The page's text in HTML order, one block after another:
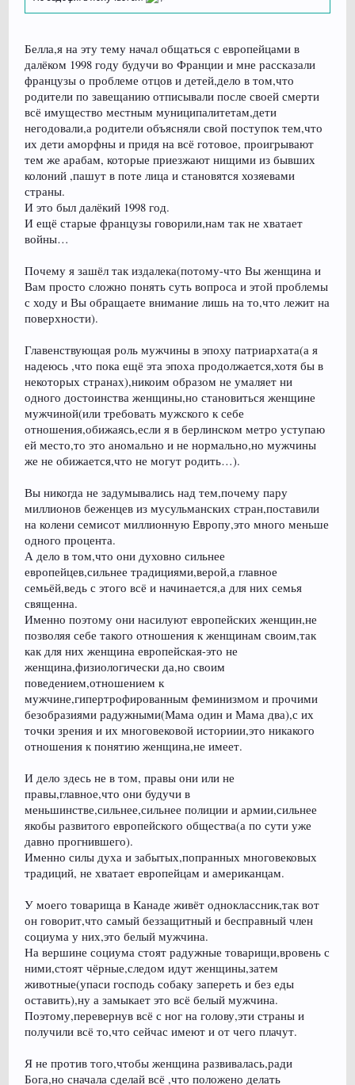
Белла,я на эту тему начал общаться с европейцами в
далёком 1998 году будучи во Франции и мне рассказали
французы о проблеме отцов и детей,дело в том,что
родители по завещанию отписывали после своей смерти
всё имущество местным муниципалитетам,дети
негодовали,а родители объясняли свой поступок тем,что
их дети аморфны и придя на всё готовое, проигрывают
тем же арабам, которые приезжают нищими из бывших
колоний ,пашут в поте лица и становятся хозяевами
страны.
И это был далёкий 1998 год.
И ещё старые французы говорили,нам так не хватает
войны…
Почему я зашёл так издалека(потому-что Вы женщина и
Вам просто сложно понять суть вопроса и этой проблемы
с ходу и Вы обращаете внимание лишь на то,что лежит на
поверхности).
Главенствующая роль мужчины в эпоху патриархата(а я
надеюсь ,что пока ещё эта эпоха продолжается,хотя бы в
некоторых странах),никоим образом не умаляет ни
одного достоинства женщины,но становиться женщине
мужчиной(или требовать мужского к себе
отношения,обижаясь,если я в берлинском метро уступаю
ей место,то это аномально и не нормально,но мужчины
же не обижается,что не могут родить…).
Вы никогда не задумывались над тем,почему пару
миллионов беженцев из мусульманских стран,поставили
на колени семисот миллионную Европу,это много меньше
одного процента.
А дело в том,что они духовно сильнее
европейцев,сильнее традициями,верой,а главное
семьёй,ведь с этого всё и начинается,а для них семья
священна.
Именно поэтому они насилуют европейских женщин,не
позволяя себе такого отношения к женщинам своим,так
как для них женщина европейская-это не
женщина,физиологически да,но своим
поведением,отношением к
мужчине,гипертрофированным феминизмом и прочими
безобразиями радужными(Мама один и Мама два),с их
точки зрения и их многовековой историии,это никакого
отношения к понятию женщина,не имеет.
И дело здесь не в том, правы они или не
правы,главное,что они будучи в
меньшинстве,сильнее,сильнее полиции и армии,сильнее
якобы развитого европейского общества(а по сути уже
давно прогнившего).
Именно силы духа и забытых,попранных многовековых
традиций, не хватает европейцам и американцам.
У моего товарища в Канаде живёт одноклассник,так вот
он говорит,что самый беззащитный и бесправный член
социума у них,это белый мужчина.
На вершине социума стоят радужные товарищи,вровень с
ними,стоят чёрные,следом идут женщины,затем
животные(упаси господь собаку запереть и без еды
оставить),ну а замыкает это всё белый мужчина.
Поэтому,перевернув всё с ног на голову,эти страны и
получили всё то,что сейчас имеют и от чего плачут.
Я не против того,чтобы женщина развивалась,ради
Бога,но сначала сделай всё ,что положено делать